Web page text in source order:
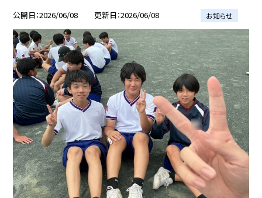
公開日 2026/06/08 更新日 2026/06/08 お知らせ